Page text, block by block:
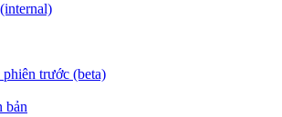
trước (beta)
bản